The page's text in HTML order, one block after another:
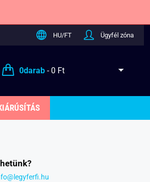
HU/FT Ügyfél zóna
0darab- 0 Ft